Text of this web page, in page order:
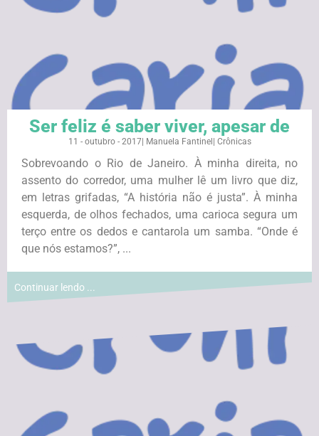
Ser feliz é saber viver, apesar de
11 - outubro - 2017| Manuela Fantinel Crônicas
Sobrevoando o Rio de Janeiro. À minha direita, no
assento do corredor, uma mulher lê um livro que diz,
em letras grifadas, “A história não é justa”. À minha
esquerda, de olhos fechados, uma carioca segura um
terço entre os dedos e cantarola um samba. “Onde é
que nós estamos?”, ...
Continuar lendo ...